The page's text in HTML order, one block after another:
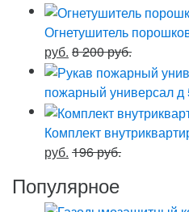
Огнетушитель
руб. 8 200 руб.
пожарный универсал д
Комплект
руб. 196 руб.
Популярное